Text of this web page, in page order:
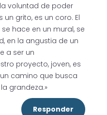
voluntad de poder
un grito, es un coro. El
hace en un mural, se
en la angustia de un
a ser un
proyecto, joven, es
camino que busca
grandeza.»
Responder